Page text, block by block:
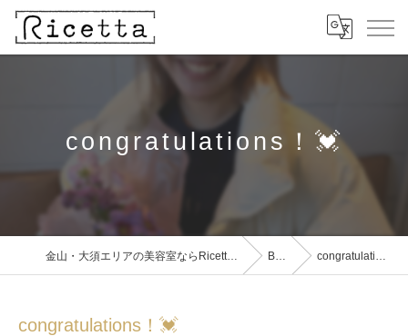
congratulations！💓
BLOG congratulations！💓
congratulations！💓